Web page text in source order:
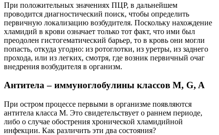
При положительных значениях ПЦР, в дальнейшем
проводится диагностический поиск, чтобы определить
первичную локализацию возбудителя. Поскольку нахождение
хламидий в крови означает только тот факт, что ими был
преодолен гистогематический барьер, то в кровь они могли
попасть, откуда угодно: из ротоглотки, из уретры, из заднего
прохода, или из легких, смотря, где возник первичный очаг
внедрения возбудителя в организм.
Антитела – иммуноглобулины классов М, G, A
При остром процессе первыми в организме появляются
антитела класса М. Это свидетельствует о раннем периоде,
либо о случае обострения хронической хламидийной
инфекции. Как различить эти два состояния?